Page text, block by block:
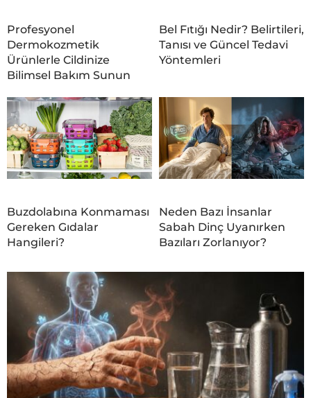
Profesyonel
Dermokozmetik
Ürünlerle Cildinize
Bilimsel Bakım Sunun
Bel Fıtığı Nedir? Belirtileri,
Tanısı ve Güncel Tedavi
Yöntemleri
Buzdolabına Konmaması
Gereken Gıdalar
Hangileri?
Neden Bazı İnsanlar
Sabah Dinç Uyanırken
Bazıları Zorlanıyor?